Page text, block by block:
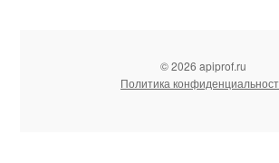
© 2026 apiprof.ru
Политика